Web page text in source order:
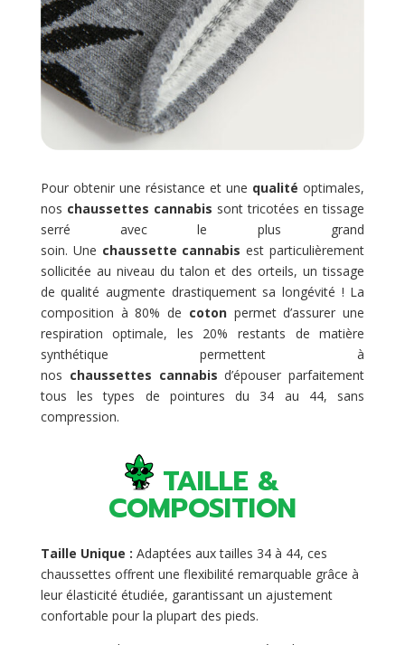
Pour obtenir une résistance et une qualité optimales,
nos chaussettes cannabis sont tricotées en tissage
serré avec le plus grand
soin. Une chaussette cannabis est particulièrement
sollicitée au niveau du talon et des orteils, un tissage
de qualité augmente drastiquement sa longévité ! La
composition à 80% de cotonpermet d’assurer une
respiration optimale, les 20% restants de matière
synthétique permettent à
nos chaussettes cannabis d’épouser parfaitement
tous les types de pointures du 34 au 44, sans
compression.
TAILLE &
COMPOSITION
Taille Unique : Adaptées aux tailles 34 à 44, ces
chaussettes offrent une flexibilité remarquable grâce à
leur élasticité étudiée, garantissant un ajustement
confortable pour la plupart des pieds.